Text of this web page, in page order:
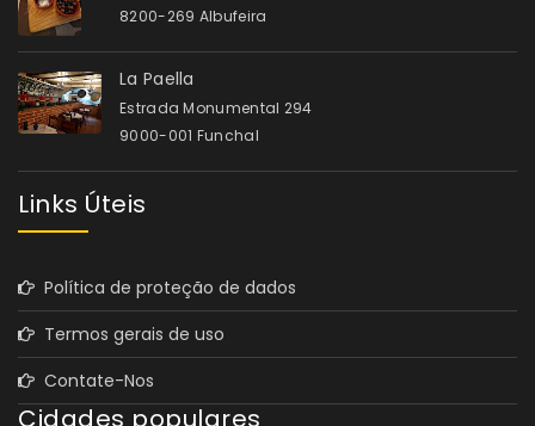
8200-269 Albufeira
La Paella
Estrada Monumental 294
9000-001 Funchal
Links Úteis
Política de proteção de dados
Termos gerais de uso
Contate-Nos
Cidades populares